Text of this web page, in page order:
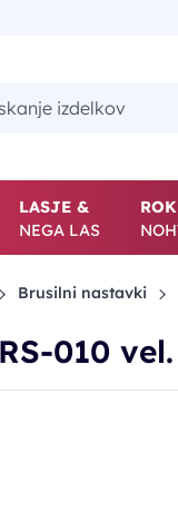
LASJE &
NEGA LAS
Brusilni nastavki
010